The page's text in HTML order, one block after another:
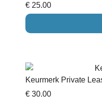
€ 25.00
Keurmerk Private
€ 30.00